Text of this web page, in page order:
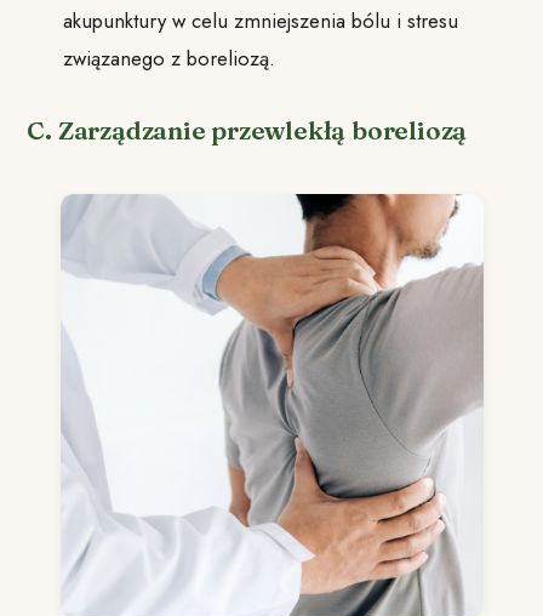
akupunktury w celu zmniejszenia bólu i stresu
związanego z boreliozą.
C. Zarządzanie przewlekłą boreliozą